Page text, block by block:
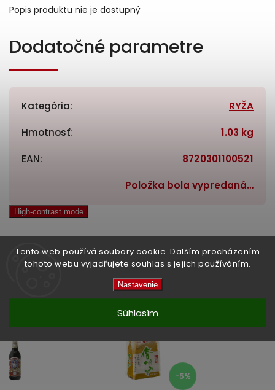
Tento web používá soubory cookie. Dalším procházením
tohoto webu vyjadřujete souhlas s jejich používáním.
Nastavenie
Súhlasím
Popis produktu nie je dostupný
Dodatočné parametre
Kategória: RYŽA
Hmotnosť: 1.03 kg
EAN: 8720301100521
Položka bola vypredaná…
High-contrast mode
Související produkty: